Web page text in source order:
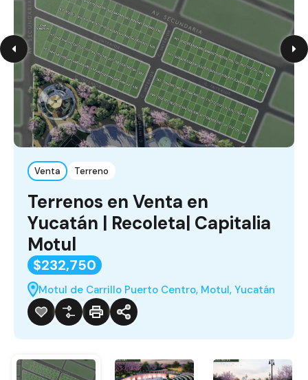
Venta Terreno
Terrenos en Venta en
Yucatán | Recoleta| Capitalia
Motul
$232,750
Motul de Carrillo Puerto Centro, Motul, Yucatán